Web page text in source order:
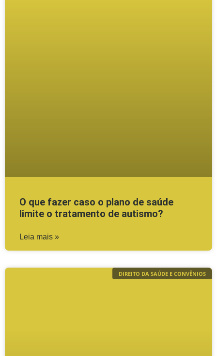
O que fazer caso o plano de saúde
limite o tratamento de autismo?
Leia mais »
DIREITO DA SAÚDE E CONVÊNIOS